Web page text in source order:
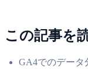
この記事を
GA4でのデータ